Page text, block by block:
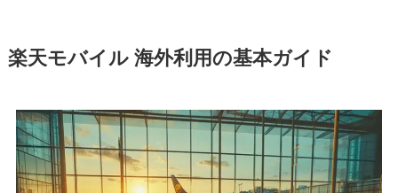
楽天モバイル 海外利用の基本ガイド